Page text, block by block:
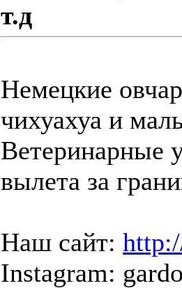
т.д
Немецкие
чихуахуа и
Ветеринарные
вылета за
Наш сайт:
Instagram: